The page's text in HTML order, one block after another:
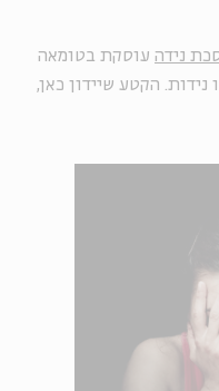
נידה עוסקת בטומאה
הקטע שיידון כאן,